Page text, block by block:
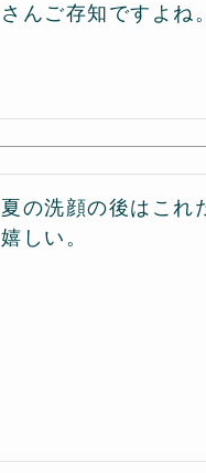
さんご存知ですよね
夏の洗顔の後はこれ
嬉しい。